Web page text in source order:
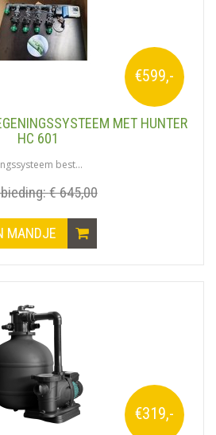
€599,-
MET HUNTER
HC 601
best...
€ 645,00
MANDJE
€319,-